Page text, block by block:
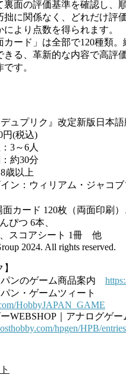
裏面の評価基準を確認し、
拙に関係なく、どれだけ評
より点数を得られます。
カード」は全部で120種類
きる、革新的な内容で高評
す。
ュプリク』改定新版日本語
円(税込)
3～6人
約30分
歳以上
ン：ウィリアム・ジャコブ
カード 120枚（両面印刷
ぴつ 6本、
スコアシート 1冊 他
2024. All rights reserved.
ンのゲーム商品案内
ン・ゲームツィート
HobbyJAPAN_GAME
WEBSHOP｜アナログゲ
hpgen/HPB/